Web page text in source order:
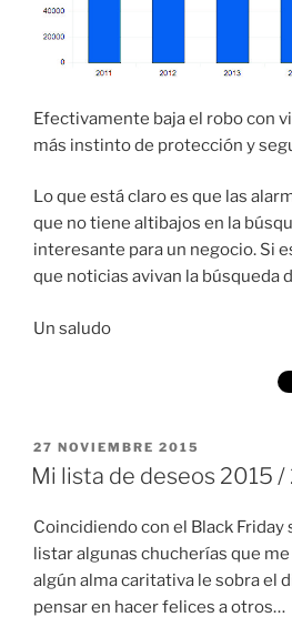
Efectivamente baja el robo con
más instinto de protección y
Lo que está claro es que las
que no tiene altibajos en la
interesante para un negocio. Si
que noticias avivan la búsqueda
Un saludo
PUBLICADO
EL
27 NOVIEMBRE 2015
Mi lista de deseos 2015 /
Coincidiendo con el Black Friday
listar algunas chucherías que
algún alma caritativa le sobra el
pensar en hacer felices a otros…